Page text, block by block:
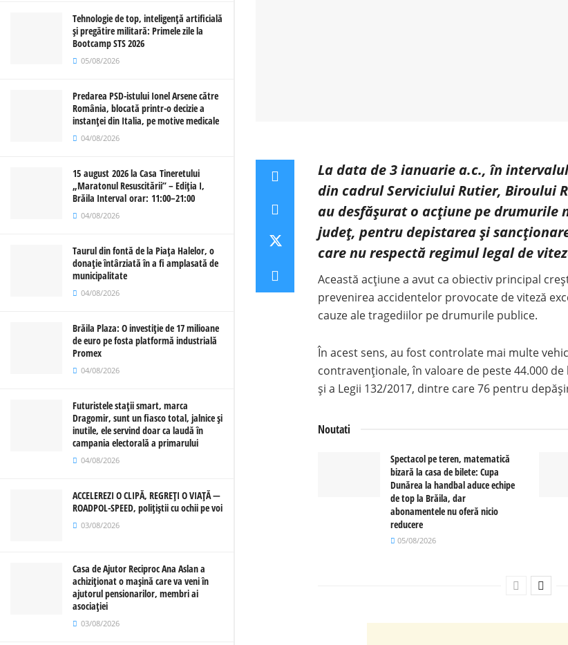
Tehnologie de top, inteligență artificială
și pregătire militară: Primele zile la
Bootcamp STS 2026
05/08/2026
Predarea PSD-istului Ionel Arsene către
România, blocată printr-o decizie a
instanței din Italia, pe motive medicale
04/08/2026
15 august 2026 la Casa Tineretului
„Maratonul Resuscitării” – Ediția I,
Brăila Interval orar: 11:00–21:00
04/08/2026
Taurul din fontă de la Piața Halelor, o
donație întârziată în a fi amplasată de
municipalitate
04/08/2026
Brăila Plaza: O investiție de 17 milioane
de euro pe fosta platformă industrială
Promex
04/08/2026
Futuristele stații smart, marca
Dragomir, sunt un fiasco total, jalnice și
inutile, ele servind doar ca laudă în
campania electorală a primarului
04/08/2026
ACCELEREZI O CLIPĂ, REGREȚI O VIAȚĂ —
ROADPOL-SPEED, polițiștii cu ochii pe voi
03/08/2026
Casa de Ajutor Reciproc Ana Aslan a
achiziționat o mașină care va veni în
ajutorul pensionarilor, membri ai
asociației
03/08/2026
La data de 3 ianuarie a.c., în
din cadrul Serviciului Rutier, Biroului
au desfășurat o acțiune pe drumurile
județ, pentru depistarea și
care nu respectă regimul legal de
Această acțiune a avut ca obiectiv principal
prevenirea accidentelor provocate de viteză
cauze ale tragediilor pe drumurile publice.
În acest sens, au fost controlate mai multe
contravenționale, în valoare de peste 44.000
și a Legii 132/2017, dintre care 76 pentru
Noutati
Spectacol pe teren, matematică
bizară la casa de bilete: Cupa
Dunărea la handbal aduce echipe
de top la Brăila, dar
abonamentele nu oferă nicio
reducere
05/08/2026